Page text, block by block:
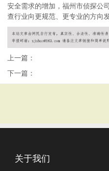
安全需求的增加，福州市侦探公
查行业向更规范、更专业的方向发
上一篇：
下一篇：
关于我们